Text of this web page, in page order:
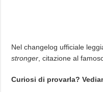
Nel changelog ufficiale
stronger , citazione al
Curiosi di provarla?